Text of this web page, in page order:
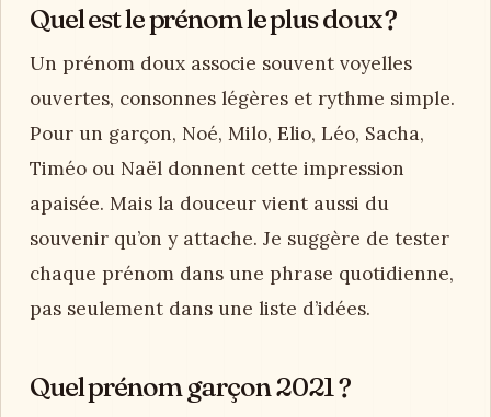
Quel est le prénom le plus doux ?
Un prénom doux associe souvent voyelles
ouvertes, consonnes légères et rythme simple.
Pour un garçon, Noé, Milo, Elio, Léo, Sacha,
Timéo ou Naël donnent cette impression
apaisée. Mais la douceur vient aussi du
souvenir qu’on y attache. Je suggère de tester
chaque prénom dans une phrase quotidienne,
pas seulement dans une liste d’idées.
Quel prénom garçon 2021 ?